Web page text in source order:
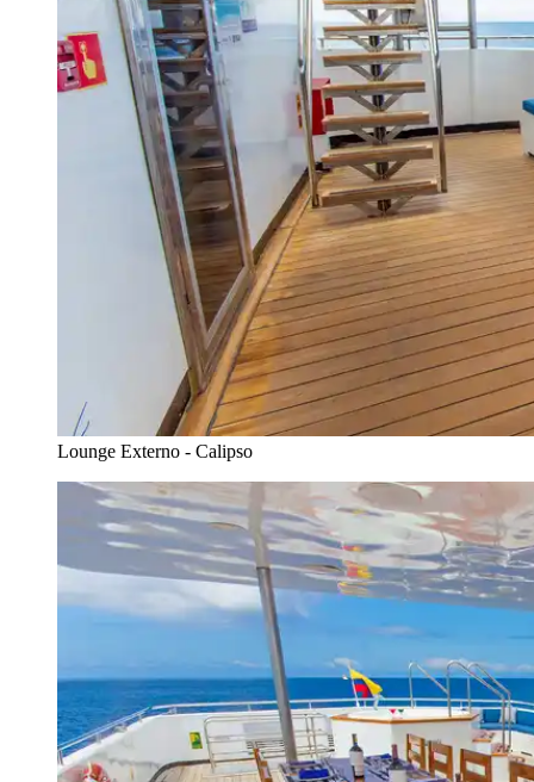
Lounge Externo - Calipso